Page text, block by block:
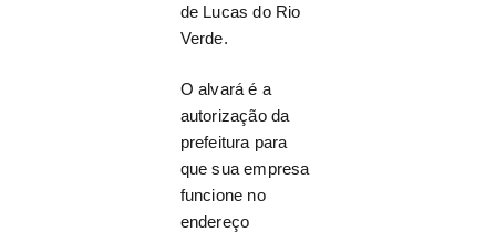
de Lucas do Rio
Verde.
O alvará é a
autorização da
prefeitura para
que sua empresa
funcione no
endereço